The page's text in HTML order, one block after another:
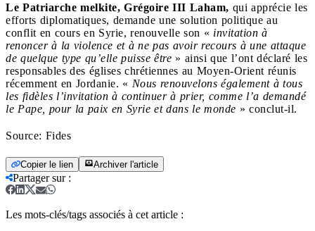
Le Patriarche melkite, Grégoire III Laham, qui apprécie les
efforts diplomatiques, demande une solution politique au
conflit en cours en Syrie, renouvelle son « invitation à
renoncer à la violence et à ne pas avoir recours à une attaque
de quelque type qu’elle puisse être » ainsi que l’ont déclaré les
responsables des églises chrétiennes au Moyen-Orient réunis
récemment en Jordanie. « Nous renouvelons également à tous
les fidèles l’invitation à continuer à prier, comme l’a demandé
le Pape, pour la paix en Syrie et dans le monde » conclut-il.
Source: Fides
Copier le lien Archiver l'article
Partager sur:
Les mots-clés/tags associés à cet article :